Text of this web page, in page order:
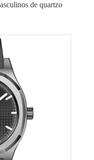
de quartzo